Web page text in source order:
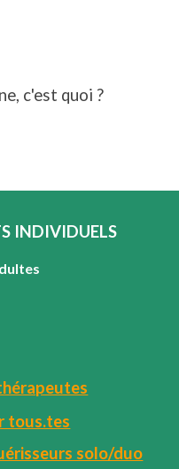
c'est quoi ?
INDIVIDUELS
tous.tes
solo/duo